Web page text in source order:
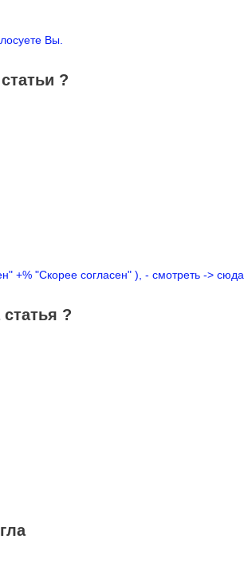
Вы.
?
+% "Скорее согласен" ), - смотреть -> сюда
?